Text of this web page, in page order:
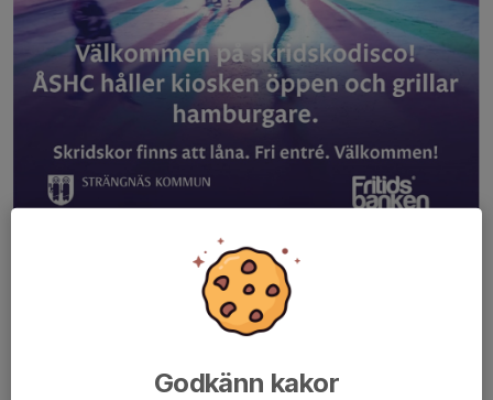
Tidigare nyheterGodkänn kakor